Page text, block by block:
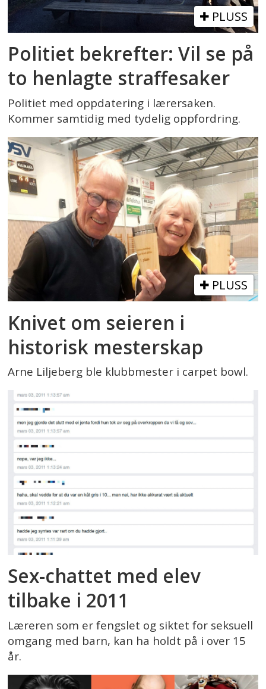
PLUSS
Politiet bekrefter: Vil se på
to henlagte straffesaker
Politiet med oppdatering i lærersaken.
Kommer samtidig med tydelig oppfordring.
PLUSS
Knivet om seieren i
historisk mesterskap
Arne Liljeberg ble klubbmester i carpet bowl.
Sex-chattet med elev
tilbake i 2011
Læreren som er fengslet og siktet for seksuell
omgang med barn, kan ha holdt på i over 15
år.